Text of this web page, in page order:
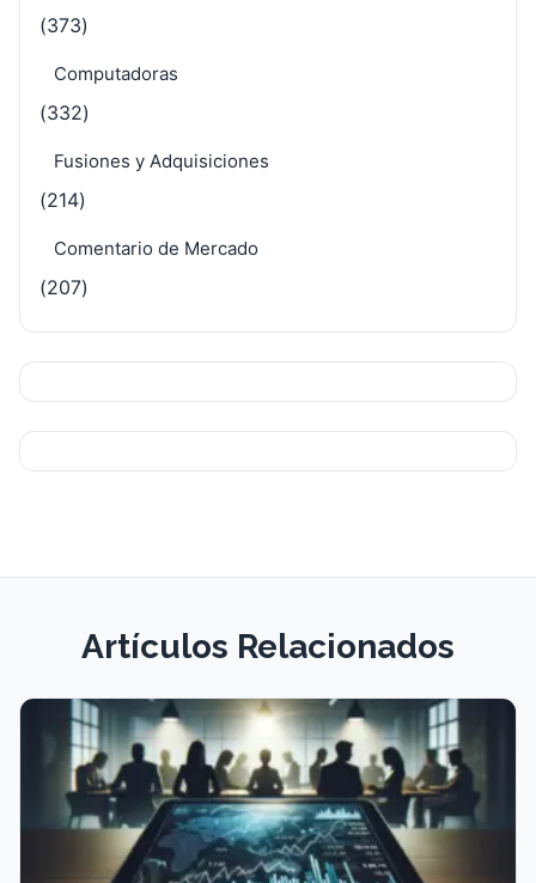
(373)
Computadoras
(332)
Fusiones y Adquisiciones
(214)
Comentario de Mercado
(207)
Artículos Relacionados